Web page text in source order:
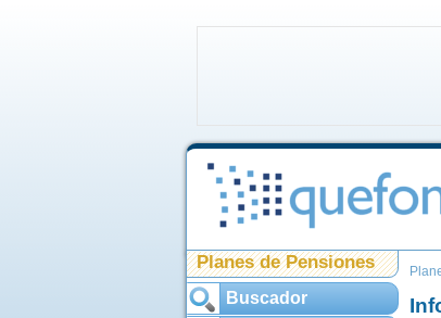
Planes de Pensiones
Buscador